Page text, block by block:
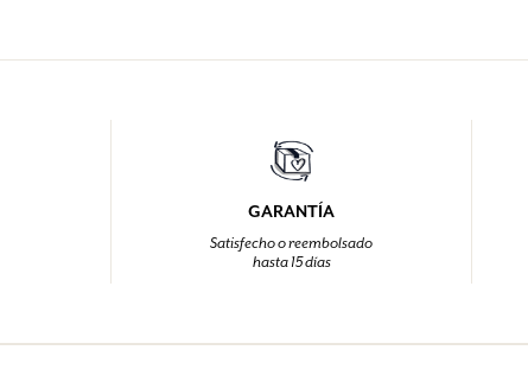
GARANTÍA
Satisfecho o reembolsado
hasta 15 días